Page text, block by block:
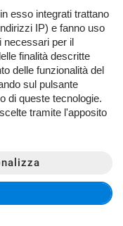
0 CV
(6)
pastello
esso integrati trattano
IP) e fanno uso
necessari per il
finalità descritte
delle funzionalità del
sul pulsante
di queste tecnologie.
tramite l'apposito